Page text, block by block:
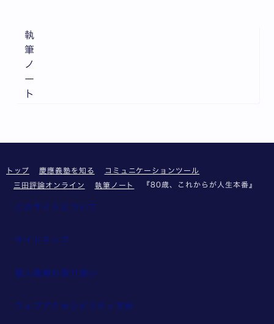
執
筆
ノ
ー
ト
トップ 慶應義塾を知る
コミュニケーションツール
三田評論オンライン
執筆ノート 『80歳、これからが人生本番』
このサイトについて
サイトマップ
個人情報の取り扱い
ウェブアクセシビリティ方針